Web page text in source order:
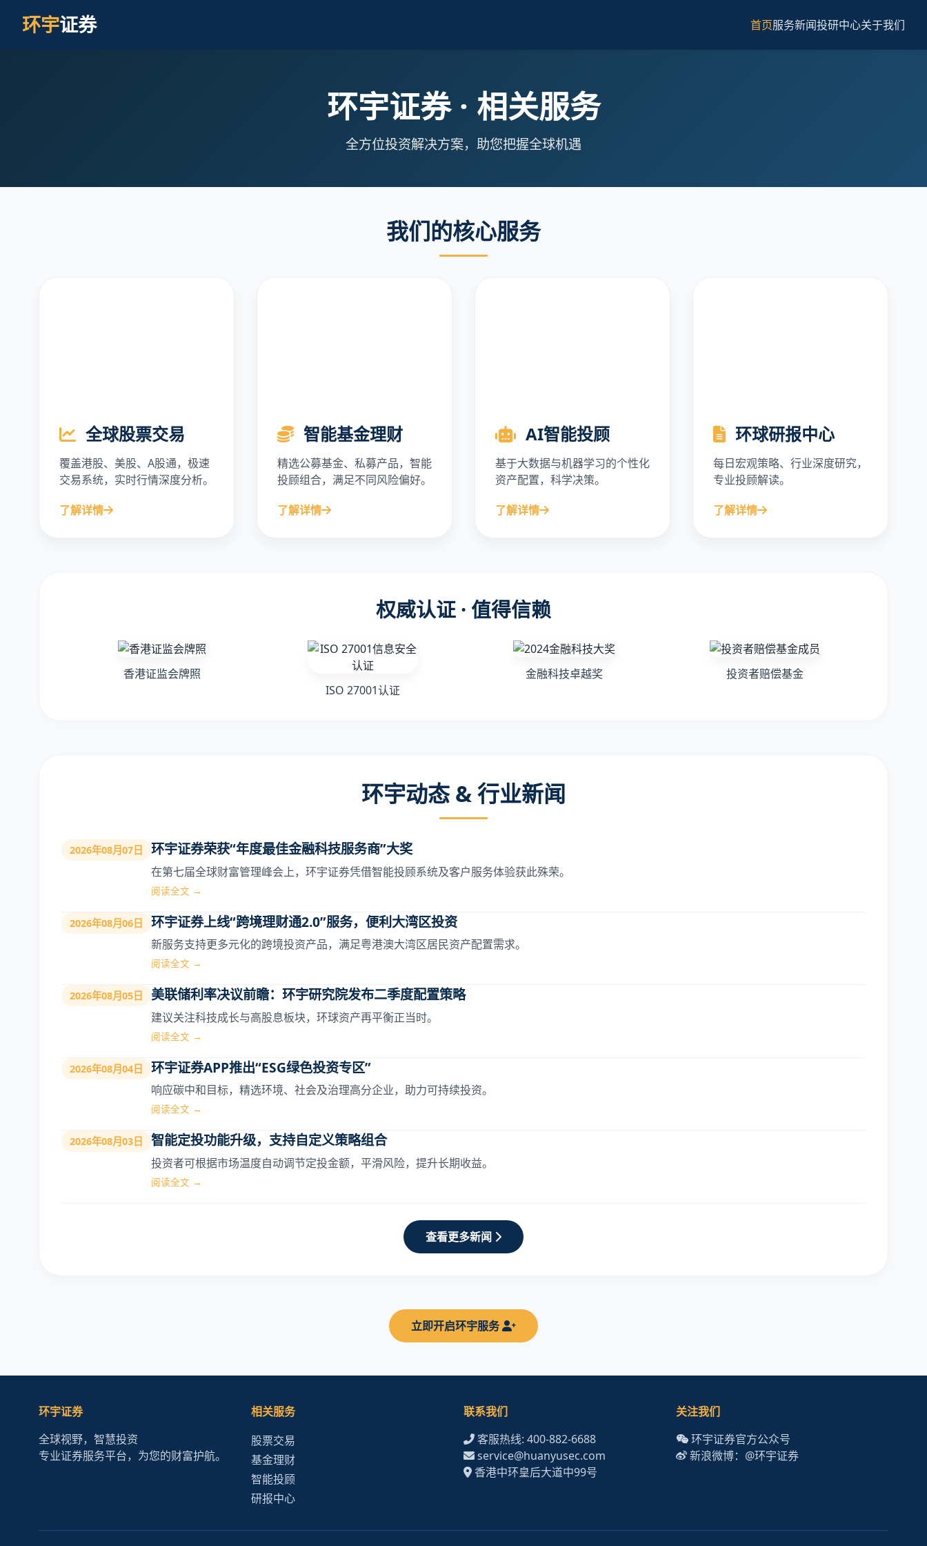
环宇证券 首页服务新闻投研中心关于我们
环宇证券 · 相关服务
全方位投资解决方案，助您把握全球机遇
我们的核心服务
全球股票交易
覆盖港股、美股、A股通，极速
交易系统，实时行情深度分析。
了解详情
智能基金理财
精选公募基金、私募产品，智能
投顾组合，满足不同风险偏好。
了解详情
AI智能投顾
基于大数据与机器学习的个性化
资产配置，科学决策。
了解详情
环球研报中心
每日宏观策略、行业深度研究，
专业投顾解读。
了解详情
权威认证 · 值得信赖
香港证监会牌照
ISO 27001认证
金融科技卓越奖 投资者赔偿基金
环宇动态 & 行业新闻
2026年08月07日 环宇证券荣获“年度最佳金融科技服务商”大奖
在第七届全球财富管理峰会上，环宇证券凭借智能投顾系统及客户服务体验获此殊荣。
阅读全文 →
2026年08月06日 环宇证券上线“跨境理财通2.0”服务，便利大湾区投资
新服务支持更多元化的跨境投资产品，满足粤港澳大湾区居民资产配置需求。
阅读全文 →
2026年08月05日 美联储利率决议前瞻：环宇研究院发布二季度配置策略
建议关注科技成长与高股息板块，环球资产再平衡正当时。
阅读全文 →
2026年08月04日 环宇证券APP推出“ESG绿色投资专区”
响应碳中和目标，精选环境、社会及治理高分企业，助力可持续投资。
阅读全文 →
2026年08月03日 智能定投功能升级，支持自定义策略组合
投资者可根据市场温度自动调节定投金额，平滑风险，提升长期收益。
阅读全文 →
查看更多新闻
立即开启环宇服务
环宇证券
全球视野，智慧投资
专业证券服务平台，为您的财富护航。
相关服务
股票交易
基金理财
智能投顾
研报中心
联系我们
客服热线: 400-882-6688
service@huanyusec.com
香港中环皇后大道中99号
关注我们
环宇证券官方公众号
新浪微博：@环宇证券